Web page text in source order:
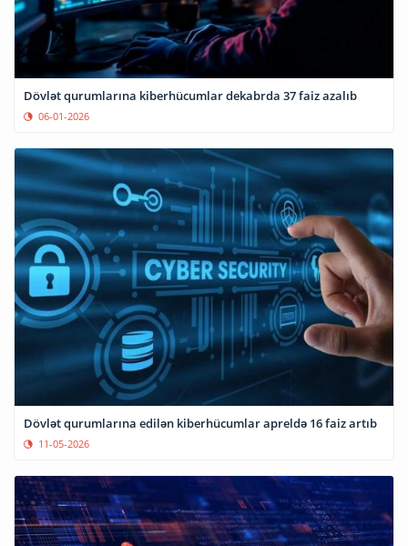
Dövlət qurumlarına kiberhücumlar dekabrda 37 faiz azalıb
06-01-2026
Dövlət qurumlarına edilən kiberhücumlar apreldə 16 faiz artıb
11-05-2026